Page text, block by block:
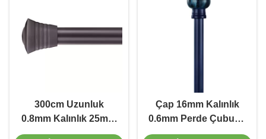
300cm Uzunluk
0.8mm Kalınlık 25mm
Perde Çubuğu Perde
Çap 16mm Kalınlık
0.6mm Perde Çubuğu
Finalleri Kristal Perde